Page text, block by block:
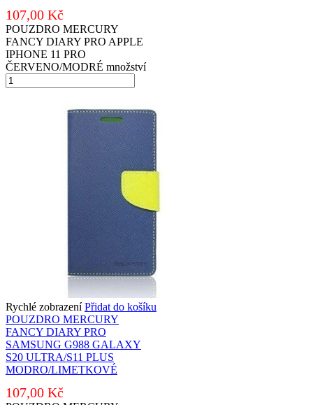
107,00 Kč
POUZDRO MERCURY
FANCY DIARY PRO APPLE
IPHONE 11 PRO
ČERVENO/MODRÉ množství
Rychlé zobrazení Přidat do košíku
POUZDRO MERCURY
FANCY DIARY PRO
SAMSUNG G988 GALAXY
S20 ULTRA/S11 PLUS
MODRO/LIMETKOVÉ
107,00 Kč